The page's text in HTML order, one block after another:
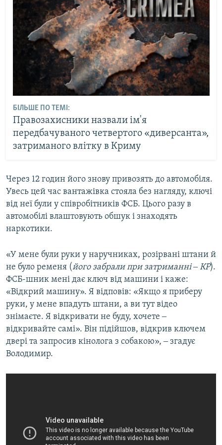
БІЛЬШЕ ПО ТЕМІ:
Правозахисники назвали ім'я
передбачуваного четвертого «диверсанта»,
затриманого влітку в Криму
Через 12 годин його знову привозять до автомобіля.
Увесь цей час вантажівка стояла без нагляду, ключі
від неї були у співробітників ФСБ. Цього разу в
автомобілі влаштовують обшук і знаходять
наркотики.
«У мене були руки у наручниках, розірвані штани й
не було ременя (його забрали при затриманні ‒ КР).
ФСБ-шник мені дає ключ від машини і каже:
«Відкрий машину». Я відповів: «Якщо я приберу
руки, у мене впадуть штани, а ви тут відео
знімаєте. Я відкривати не буду, хочете ‒
відкривайте самі». Він підійшов, відкрив ключем
двері та запросив кінолога з собакою», ‒ згадує
Володимир.